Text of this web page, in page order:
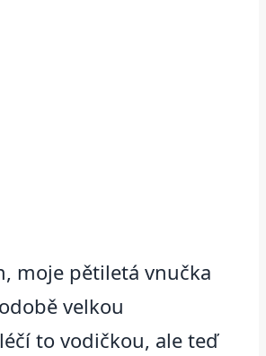
moje pětiletá vnučka
velkou
to vodičkou, ale teď